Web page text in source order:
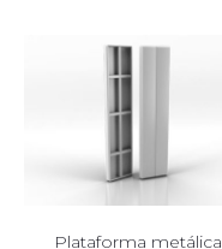
Plataforma metálica